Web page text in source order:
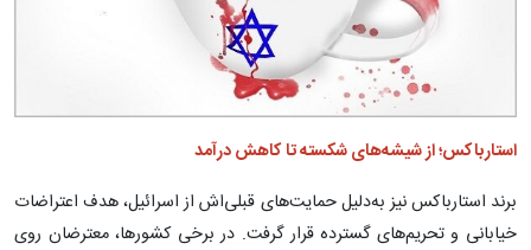
استارباکس؛ از شیشه‌های شکسته تا کاهش درآمد
برند استارباکس نیز به‌دلیل حمایت‌های قبلی‌اش از اسرائیل، هدف اعتراضات
خیابانی و تحریم‌های گسترده قرار گرفت. در برخی کشورها، معترضان روی